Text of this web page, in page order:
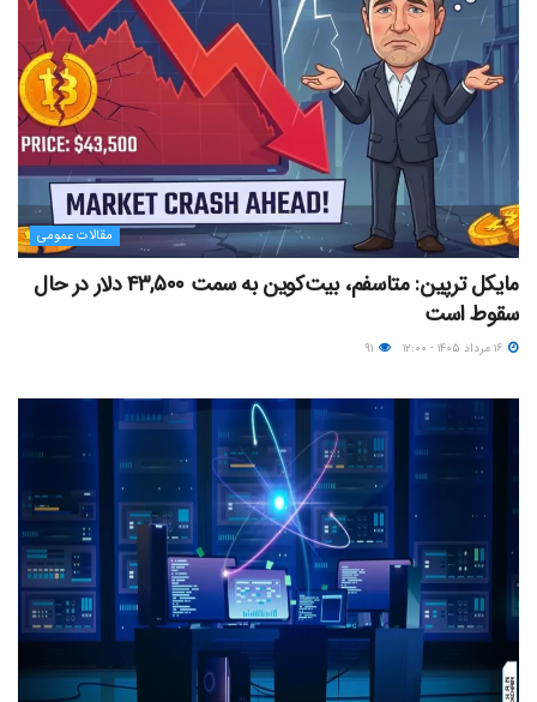
مقالات عمومی
مایکل ترپین: متاسفم، بیت‌کوین به سمت ۴۳,۵۰۰ دلار در حال
سقوط است